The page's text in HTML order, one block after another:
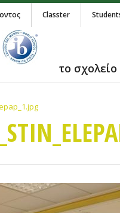
Classter
το σχολείο